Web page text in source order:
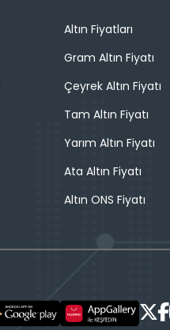
Altın Fiyatları
Gram Altın Fiyatı
Çeyrek Altın Fiyatı
Tam Altın Fiyatı
Yarım Altın Fiyatı
Ata Altın Fiyatı
Altın ONS Fiyatı